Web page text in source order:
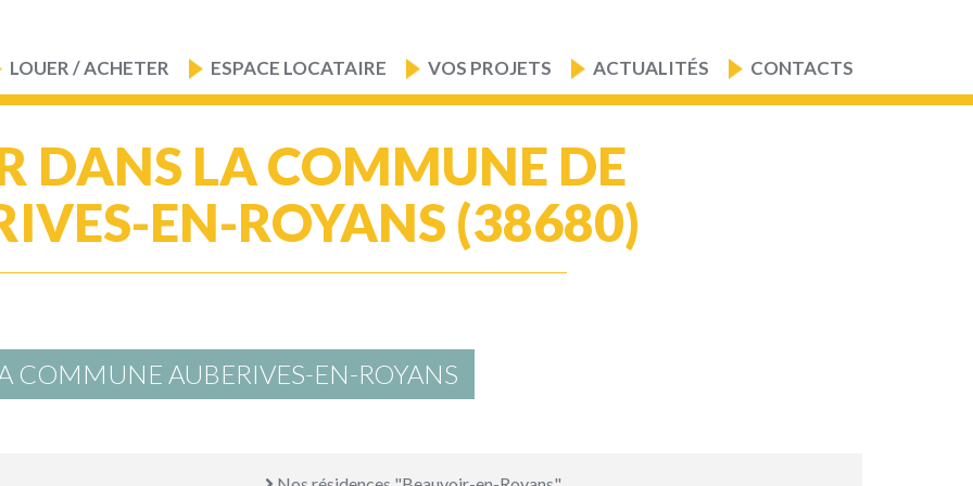
LOUER / ACHETER ESPACE LOCATAIRE VOS PROJETS ACTUALITÉS CONTACTS
DANS LA COMMUNE DE
EN-ROYANS (38680)
COMMUNE AUBERIVES-EN-ROYANS